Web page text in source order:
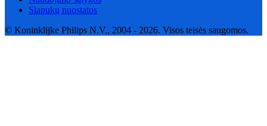
Slapukų nuostatos
© Koninklijke Philips N.V., 2004 - 2026. Visos teisės saugomos.